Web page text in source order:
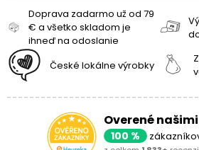
Doprava zadarmo už od 79
€ a všetko skladom je
ihneď na odoslanie
České lokálne výrobky
Overené
100 %